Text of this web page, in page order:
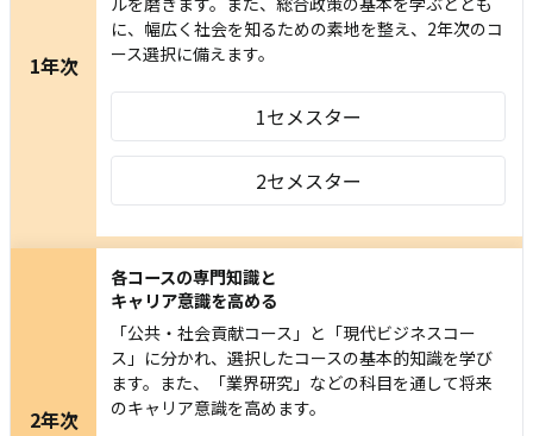
1年次
に、幅広く社会を知るための素地を整え、2年次のコ
ース選択に備えます。
1セメスター
2セメスター
2年次
各コースの専門知識と
キャリア意識を高める
「公共・社会貢献コース」と「現代ビジネスコー
ス」に分かれ、選択したコースの基本的知識を学び
ます。また、「業界研究」などの科目を通して将来
のキャリア意識を高めます。